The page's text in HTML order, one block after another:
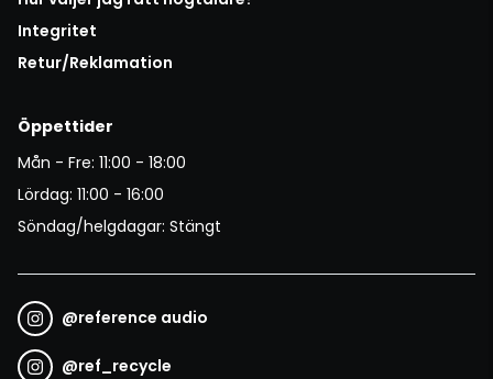
Integritet
Retur/Reklamation
Öppettider
Mån - Fre: 11:00 - 18:00
Lördag: 11:00 - 16:00
Söndag/helgdagar: Stängt
@reference audio
@ref_recycle